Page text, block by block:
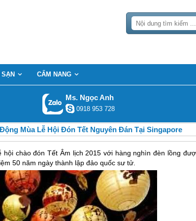
CẨM NANG
Ms. Ngọc Anh
0918 953 728
Mùa Lễ Hội Đón Tết Nguyên Đán Tại Singapore
chào đón Tết Âm lịch 2015 với hàng nghìn đèn lồng
50 năm ngày thành lập đảo quốc sư tử.